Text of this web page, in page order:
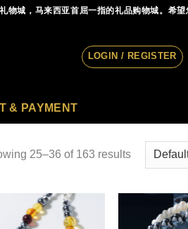
物城，马来西亚首屈一指的礼品购物城。希望
LOGIN / REGISTER
& PAYMENT
25–36 of 163 results